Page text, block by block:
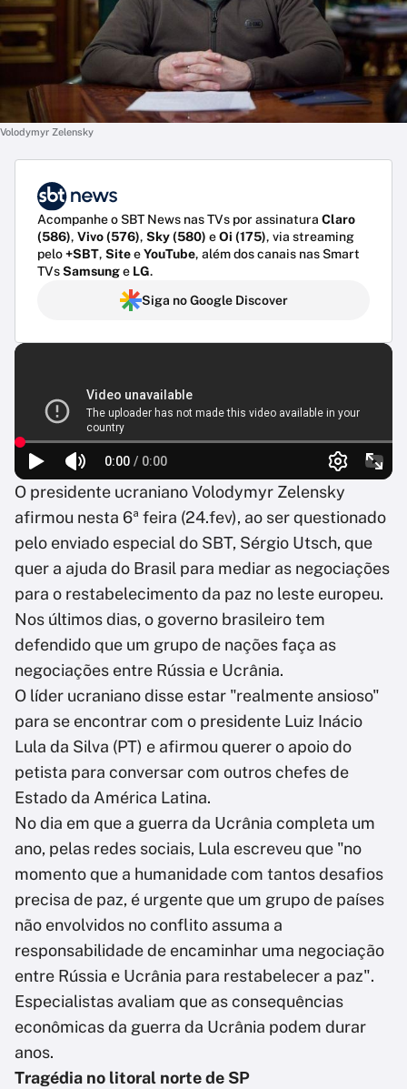
Volodymyr Zelensky
Acompanhe o SBT News nas TVs por assinatura Claro
(586), Vivo (576), Sky (580) eOi (175), via streaming
pelo+SBT, SiteeYouTube, além dos canais nas Smart
TVsSamsunge LG.
Siga no Google Discover
O presidente ucraniano Volodymyr Zelensky
afirmou nesta 6ª feira (24.fev), ao ser questionado
pelo enviado especial do SBT, Sérgio Utsch, que
quer a ajuda do Brasil para mediar as negociações
para o restabelecimento da paz no leste europeu.
Nos últimos dias, o governo brasileiro tem
defendido que um grupo de nações faça as
negociações entre Rússia e Ucrânia.
O líder ucraniano disse estar "realmente ansioso"
para se encontrar com o presidente Luiz Inácio
Lula da Silva (PT) e afirmou querer o apoio do
petista para conversar com outros chefes de
Estado da América Latina.
No dia em que a guerra da Ucrânia completa um
ano, pelas redes sociais, Lula escreveu que "no
momento que a humanidade com tantos desafios
precisa de paz, é urgente que um grupo de países
não envolvidos no conflito assuma a
responsabilidade de encaminhar uma negociação
entre Rússia e Ucrânia para restabelecer a paz".
Especialistas avaliam que as consequências
econômicas da guerra da Ucrânia podem durar
anos.
Tragédia no litoral norte de SP